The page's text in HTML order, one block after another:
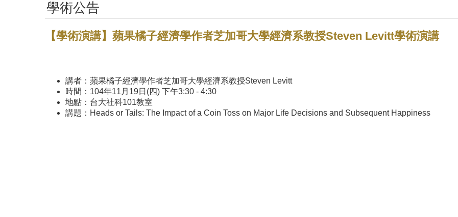
學術公告
【學術演講】蘋果橘子經濟學作者芝加哥大學經濟系教授Steven Levitt學術演講
講者：蘋果橘子經濟學作者芝加哥大學經濟系教授Steven Levitt
時間：104年11月19日(四) 下午3:30 - 4:30
地點：台大社科101教室
講題：Heads or Tails: The Impact of a Coin Toss on Major Life Decisions and Subsequent Happiness